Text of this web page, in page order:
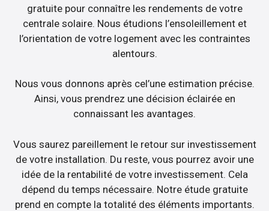
gratuite pour connaître les rendements de votre
centrale solaire. Nous étudions l’ensoleillement et
l’orientation de votre logement avec les contraintes
alentours.
Nous vous donnons après cel’une estimation précise.
Ainsi, vous prendrez une décision éclairée en
connaissant les avantages.
Vous saurez pareillement le retour sur investissement
de votre installation. Du reste, vous pourrez avoir une
idée de la rentabilité de votre investissement. Cela
dépend du temps nécessaire. Notre étude gratuite
prend en compte la totalité des éléments importants.